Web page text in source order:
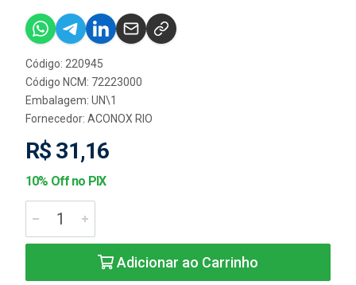
Código: 220945
Código NCM: 72223000
Embalagem: UN\1
Fornecedor: ACONOX RIO
R$ 31,16
10% Off no PIX
Adicionar ao Carrinho